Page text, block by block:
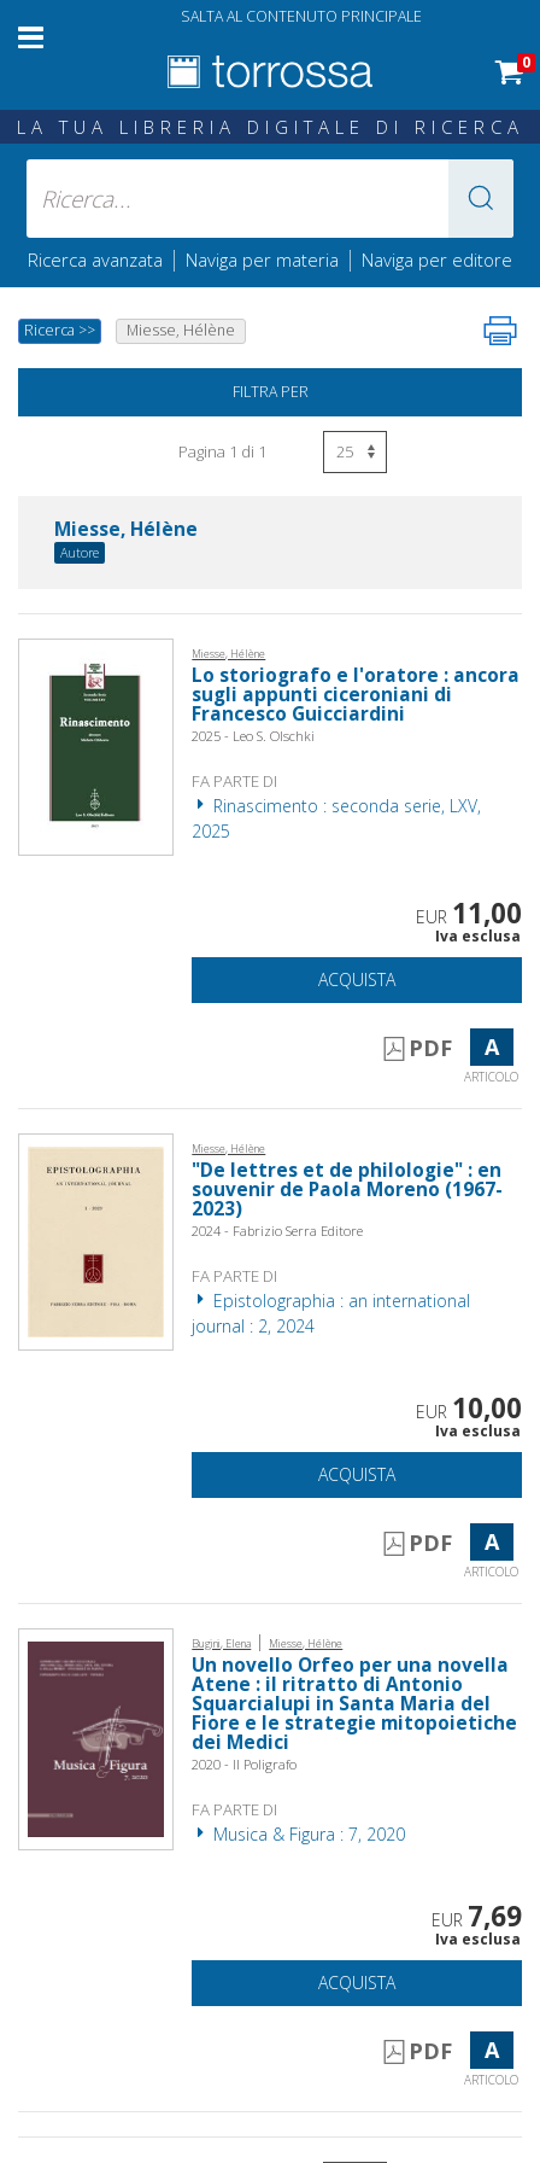
SALTA AL CONTENUTO PRINCIPALE
0
LA TUA LIBRERIA DIGITALE DI RICERCA
Ricerca avanzata | Naviga per materia | Naviga per editore
Ricerca >> Miesse, Hélène
FILTRA PER
Pagina 1 di 1
Miesse, Hélène
Autore
Miesse, Hélène
Lo storiografo e l'oratore : ancora
sugli appunti ciceroniani di
Francesco Guicciardini
2025 - Leo S. Olschki
FA PARTE DI
Rinascimento : seconda serie, LXV,
2025
EUR 11,00
Iva esclusa
ACQUISTA
PDF A
ARTICOLO
Miesse, Hélène
"De lettres et de philologie" : en
souvenir de Paola Moreno (1967-
2023)
2024 - Fabrizio Serra Editore
FA PARTE DI
Epistolographia : an international
journal : 2, 2024
EUR 10,00
Iva esclusa
ACQUISTA
PDF A
ARTICOLO
Bugini, Elena | Miesse, Hélène
Un novello Orfeo per una novella
Atene : il ritratto di Antonio
Squarcialupi in Santa Maria del
Fiore e le strategie mitopoietiche
dei Medici
2020 - Il Poligrafo
FA PARTE DI
Musica & Figura : 7, 2020
EUR 7,69
Iva esclusa
ACQUISTA
PDF A
ARTICOLO